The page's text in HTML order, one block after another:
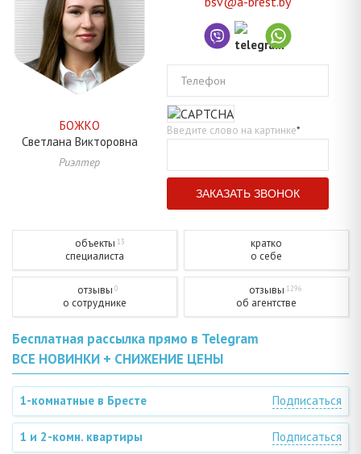
БОЖКО
Светлана Викторовна
Риэлтер
Телефон
Введите слово на картинке*
объекты 13
специалиста
кратко
о себе
отзывы 0
о сотруднике
отзывы 1296
об агентстве
Бесплатная рассылка прямо в Telegram
ВСЕ НОВИНКИ + СНИЖЕНИЕ ЦЕНЫ
1-комнатные в Бресте Подписаться
1 и 2-комн. квартиры Подписаться